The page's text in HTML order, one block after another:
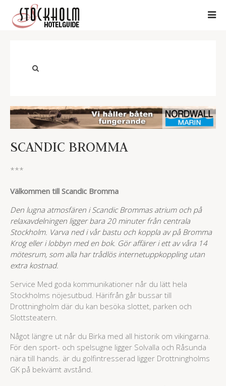
SCANDIC BROMMA
***
Välkommen till Scandic Bromma
Den lugna atmosfären i Scandic Brommas atrium och på
relaxavdelningen ligger bara 20 minuter från centrala
Stockholm. Varva ned i vår bastu och koppla av på Bromma
Krog eller i lobbyn med en bok. Gör affärer i ett av våra 14
mötesrum, som alla har trådlös internetuppkoppling utan
extra kostnad.
Service Med goda kommunikationer når du lätt hela
Stockholms nöjesutbud. Härifrån går bussar till
Drottningholm där du kan besöka slottet, parken och
Slottsteatern.
Något längre ut når du Birka med all historik om vikingarna.
För den sport- och spelsugne ligger Solvalla och Råsunda
nära till hands. är du golfintresserad ligger Drottningholms
GK på bekvämt avstånd.